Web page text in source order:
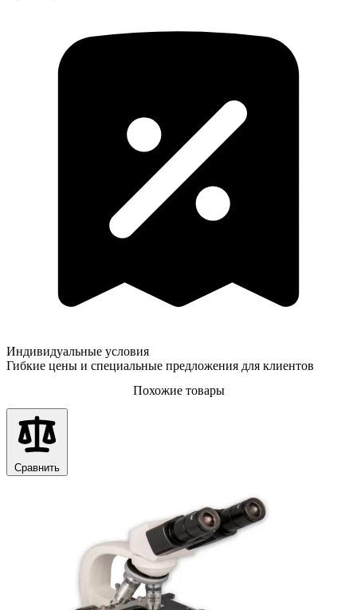
Индивидуальные условия
Гибкие цены и специальные предложения для клиентов
Похожие товары
Сравнить